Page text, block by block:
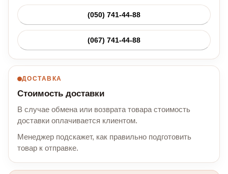
(050) 741-44-88
(067) 741-44-88
ДОСТАВКА
Стоимость доставки
В случае обмена или возврата товара стоимость
доставки оплачивается клиентом.
Менеджер подскажет, как правильно подготовить
товар к отправке.